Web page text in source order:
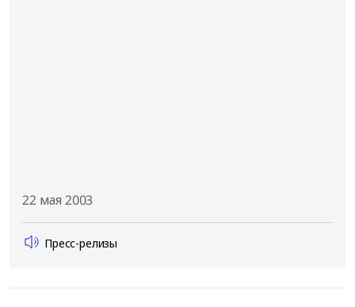
22 мая 2003
Пресс-релизы